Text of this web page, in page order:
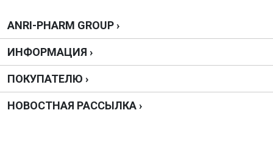
Написать отзыв
Оценка
Ваш отзыв
ANRI-PHARM GROUP ›
ИНФОРМАЦИЯ ›
ПОКУПАТЕЛЮ ›
НОВОСТНАЯ РАССЫЛКА ›